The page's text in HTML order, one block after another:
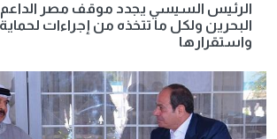
الرئيس السيسي يجدد موقف مصر الداعم
البحرين ولكل ما تتخذه من إجراءات
واستقرارها